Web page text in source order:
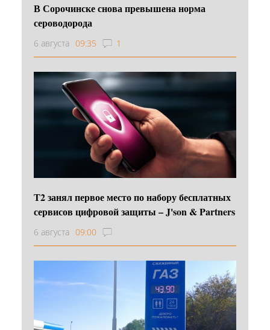
В Сорочинске снова превышена норма
сероводорода
6 августа 09:35 1
Т2 занял первое место по набору бесплатных
сервисов цифровой защиты – J'son & Partners
6 августа 09:00